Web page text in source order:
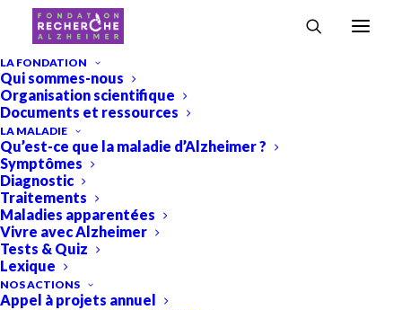
LA FONDATION
Qui sommes-nous
Organisation scientifique
Documents et ressources
LA MALADIE
Qu’est-ce que la maladie d’Alzheimer ?
Symptômes
Diagnostic
Traitements
Maladies apparentées
Vivre avec Alzheimer
Tests & Quiz
Lexique
NOS ACTIONS
Appel à projets annuel
Accueil›Evénements
Alzheimer à Lyon
Le Gala 2026 de la Fondation
Recherche Alzheimer à Lyon
Galas